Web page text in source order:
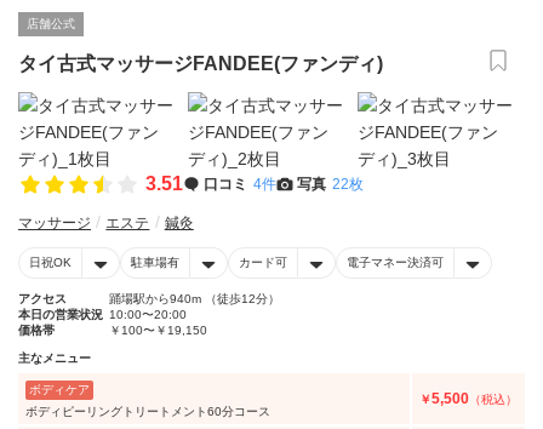
店舗公式
タイ古式マッサージFANDEE(ファンディ)
3.51 口コミ 4件 写真 22枚
マッサージ エステ 鍼灸
日祝OK 駐車場有 カード可 電子マネー決済可
アクセス
踊場駅から940m （徒歩12分）
本日の営業状況 10:00〜20:00
価格帯
￥100〜￥19,150
主なメニュー
ボディケア
ボディピーリングトリートメント60分コース
￥5,500 （税込）